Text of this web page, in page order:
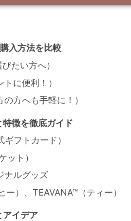
入方法を比較
たい方へ）
に便利！）
方へも手軽に！）
徴を徹底ガイド
フトカード）
ト）
ナルグッズ
）、TEAVANA™（ティー）
アイデア